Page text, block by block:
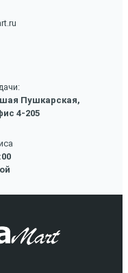
Пушкарская,
4-205